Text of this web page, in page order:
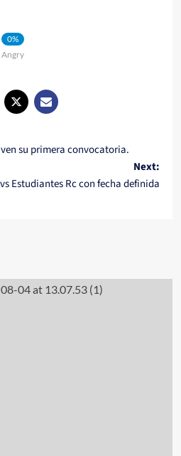
0%
Angry
su primera convocatoria.
Next:
Estudiantes Rc con fecha definida